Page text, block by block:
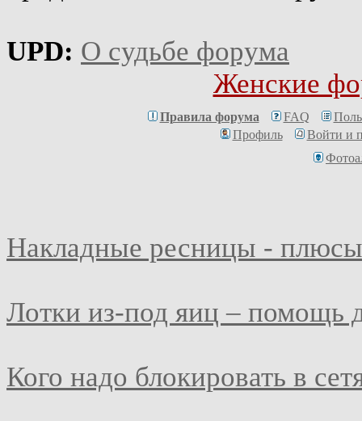
UPD: О судьбе форума
Женские
Правила форума FAQ
Профиль
Войти и
Накладные ресницы -
Лотки из-под яиц – помощь
Кого надо блокировать в